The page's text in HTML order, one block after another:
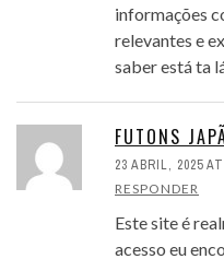
informações
relevantes e
saber está ta
FUTONS
23 ABRIL, 2025
RESPONDER
Este site é
acesso eu